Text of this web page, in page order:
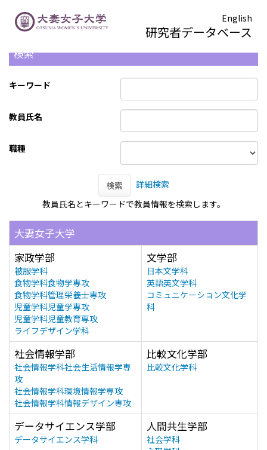
English
研究者データベース
検索
キーワード
教員氏名
職種
検索
詳細検索
教員氏名とキーワードで教員情報を検索します。
大妻女子大学
家政学部
被服学科
食物学科食物学専攻
食物学科管理栄養士専攻
児童学科児童学専攻
児童学科児童教育専攻
ライフデザイン学科
文学部
日本文学科
英語英文学科
コミュニケーション文化学
科
社会情報学部
社会情報学科社会生活情報学専
攻
社会情報学科環境情報学専攻
社会情報学科情報デザイン専攻
比較文化学部
比較文化学科
データサイエンス学部
データサイエンス学科
人間共生学部
社会学科